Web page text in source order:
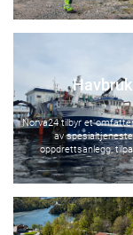
Havbruk
Norva24 tilbyr et
av
oppdrettsanlegg,
spesifikke